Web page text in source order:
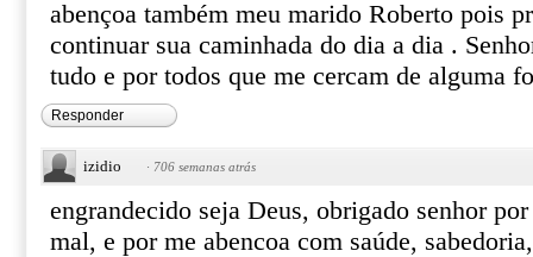
abençoa também meu marido Roberto pois
continuar sua caminhada do dia a dia .
tudo e por todos que me cercam de alguma
Responder
izidio · 706 semanas atrás
engrandecido seja Deus, obrigado senhor
mal, e por me abencoa com saúde,